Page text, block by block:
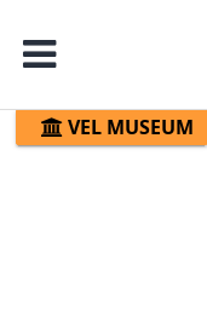
VEL MUSEUM